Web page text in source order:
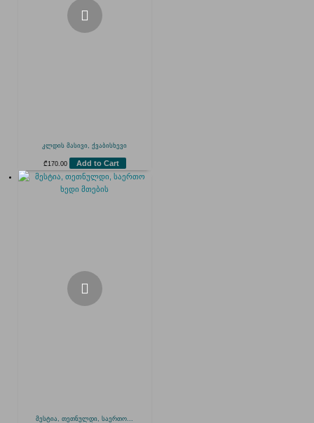
კლდის მასივი, ქვაბისხევი
₾170.00 Add to Cart
მესტია, თეთნულდი, საერთო...